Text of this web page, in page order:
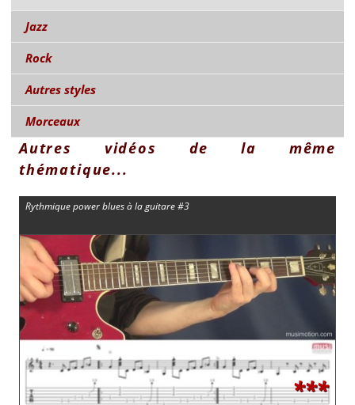
Jazz
Rock
Autres styles
Morceaux
Autres vidéos de la même
thématique...
Rythmique power blues à la guitare #3
***